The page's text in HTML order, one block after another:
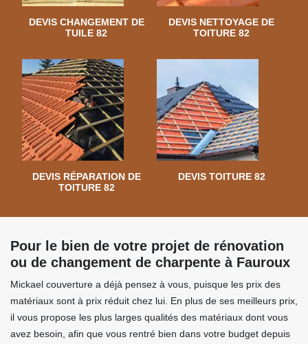
DEVIS CHANGEMENT DE
TUILE 82
DEVIS NETTOYAGE DE
TOITURE 82
DEVIS RÉPARATION DE
TOITURE 82
DEVIS TOITURE 82
Pour le bien de votre projet de rénovation
ou de changement de charpente à Fauroux
Mickael couverture a déjà pensez à vous, puisque les prix des
matériaux sont à prix réduit chez lui. En plus de ses meilleurs prix,
il vous propose les plus larges qualités des matériaux dont vous
avez besoin, afin que vous rentré bien dans votre budget depuis